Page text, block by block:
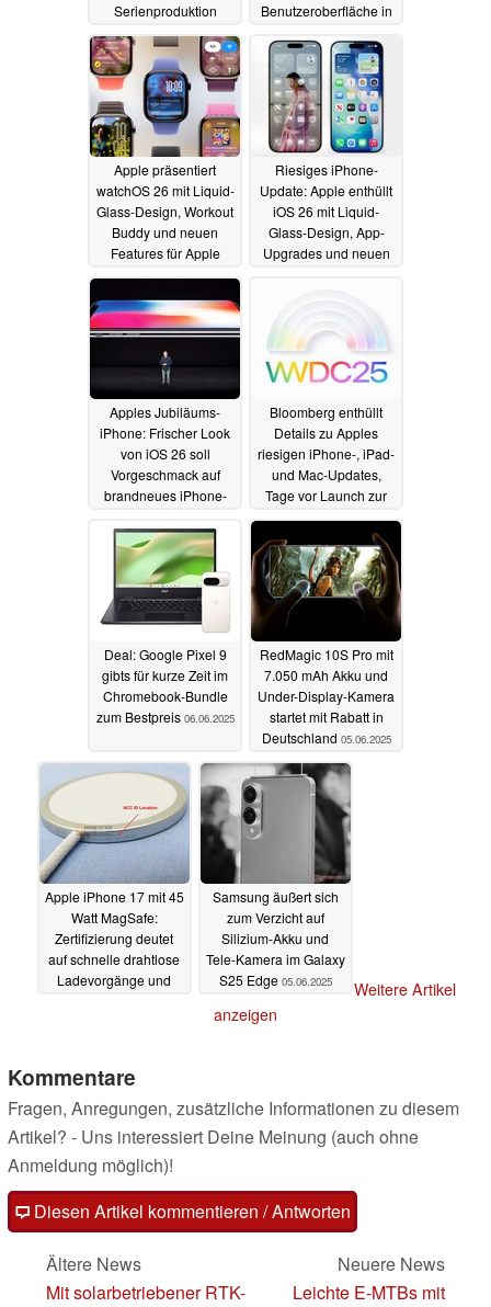
Serienproduktion
15.06.2025
Benutzeroberfläche in
Apple präsentiert
watchOS 26 mit Liquid-
Glass-Design, Workout
Buddy und neuen
Features für Apple
Watch09.06.2025
Riesiges iPhone-
Update: Apple enthüllt
iOS 26 mit Liquid-
Glass-Design, App-
Upgrades und neuen
Apples Jubiläums-
iPhone: Frischer Look
von iOS 26 soll
Vorgeschmack auf
brandneues iPhone-
Bloomberg enthüllt
Details zu Apples
riesigen iPhone-, iPad-
und Mac-Updates,
Tage vor Launch zur
WWDC06.06.2025
Deal: Google Pixel 9
gibts für kurze Zeit im
Chromebook-Bundle
zum Bestpreis 06.06.2025
RedMagic 10S Pro mit
7.050 mAh Akku und
Under-Display-Kamera
startet mit Rabatt in
Deutschland 05.06.2025
Apple iPhone 17 mit 45
Watt MagSafe:
Zertifizierung deutet
auf schnelle drahtlose
Ladevorgänge und
Samsung äußert sich
zum Verzicht auf
Silizium-Akku und
Tele-Kamera im Galaxy
S25 Edge 05.06.2025
Weitere Artikel
anzeigen
Kommentare
Fragen, Anregungen, zusätzliche Informationen zu diesem
Artikel? - Uns interessiert Deine Meinung (auch ohne
Anmeldung möglich)!
Diesen Artikel kommentieren / Antworten
Ältere News
Mit solarbetriebener RTK-
Neuere News
Leichte E-MTBs mit